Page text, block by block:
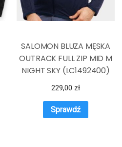
SALOMON BLUZA MĘSKA
OUTRACK FULL ZIP MID M
NIGHT SKY (LC1492400)
229,00 zł
Sprawdź